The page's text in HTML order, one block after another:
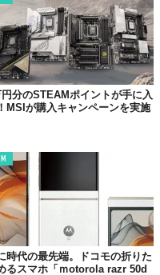
充電器メーカーの株式会社CIO / YouTube
いはずだ。
分のSTEAMポイントが手に入
MSIが購入キャンペーンを実施
時代の最先端。ドコモの折りた
るスマホ「ｍotorola razr 50d